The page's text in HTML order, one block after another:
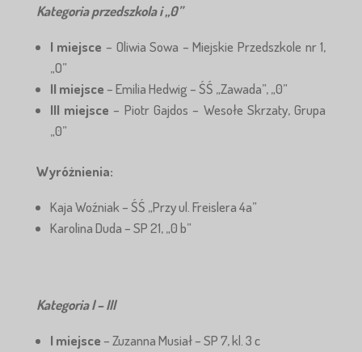
Kategoria przedszkola i „0”
I miejsce – Oliwia Sowa – Miejskie Przedszkole nr 1,
„O”
II miejsce – Emilia Hedwig – ŚŚ „Zawada”, „0”
III miejsce – Piotr Gajdos – Wesołe Skrzaty, Grupa
„0”
Wyróżnienia:
Kaja Woźniak – ŚŚ „Przy ul. Freislera 4a”
Karolina Duda – SP 21, „0 b”
Kategoria I – III
I miejsce – Zuzanna Musiał – SP 7, kl. 3 c